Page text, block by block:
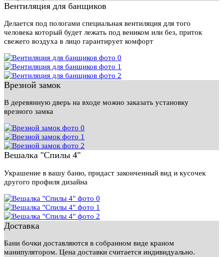
Вентиляция для банщиков
Делается под пологами специальная вентиляция для того
человека который будет лежать под веником или без, приток
свежего воздуха в лицо гарантирует комфорт
Врезной замок
В деревянную дверь на входе можно заказать установку
врезного замка
Вешалка "Спилы 4"
Украшение в вашу баню, придаст законченный вид и кусочек
другого профиля дизайна
Доставка
Бани бочки доставляются в собранном виде краном
манипулятором. Цена доставки считается индивидуально.